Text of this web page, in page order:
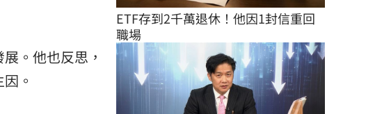
。他也反思，
。
ETF存到2千萬退休！他因1封信重回
職場